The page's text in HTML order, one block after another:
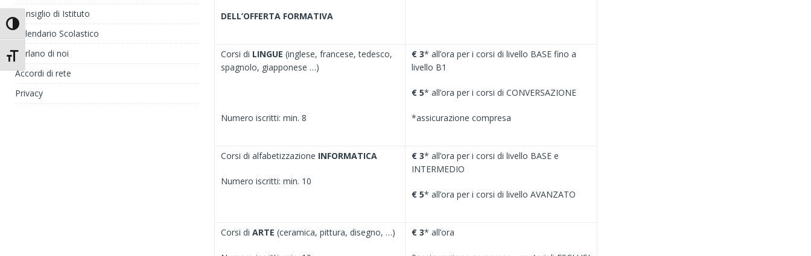
Attiva/disattiva alto contrasto
Attiva/disattiva dimensione testo
DELL’OFFERTA FORMATIVA
Corsi di LINGUE (inglese, francese, tedesco,
spagnolo, giapponese …)
Numero iscritti: min. 8
€ 3* all’ora per i corsi di livello BASE fino a
livello B1
€ 5* all’ora per i corsi di CONVERSAZIONE
*assicurazione compresa
Corsi di alfabetizzazione INFORMATICA
Numero iscritti: min. 10
€ 3* all’ora per i corsi di livello BASE e
INTERMEDIO
€ 5* all’ora per i corsi di livello AVANZATO
Corsi di ARTE (ceramica, pittura, disegno, …) € 3* all’ora
Consiglio di Istituto
Calendario Scolastico
Parlano di noi
Accordi di rete
Privacy